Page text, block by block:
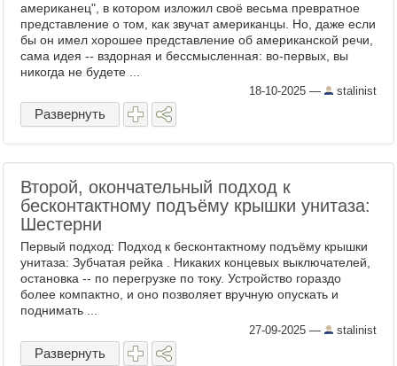
американец", в котором изложил своё весьма превратное
представление о том, как звучат американцы. Но, даже если
бы он имел хорошее представление об американской речи,
сама идея -- вздорная и бессмысленная: во-первых, вы
никогда не будете ...
18-10-2025 — stalinist
Развернуть
Второй, окончательный подход к
бесконтактному подъёму крышки унитаза:
Шестерни
Первый подход: Подход к бесконтактному подъёму крышки
унитаза: Зубчатая рейка . Никаких концевых выключателей,
остановка -- по перегрузке по току. Устройство гораздо
более компактно, и оно позволяет вручную опускать и
поднимать ...
27-09-2025 — stalinist
Развернуть